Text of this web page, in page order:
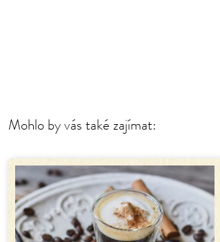
Mohlo by vás také zajímat: